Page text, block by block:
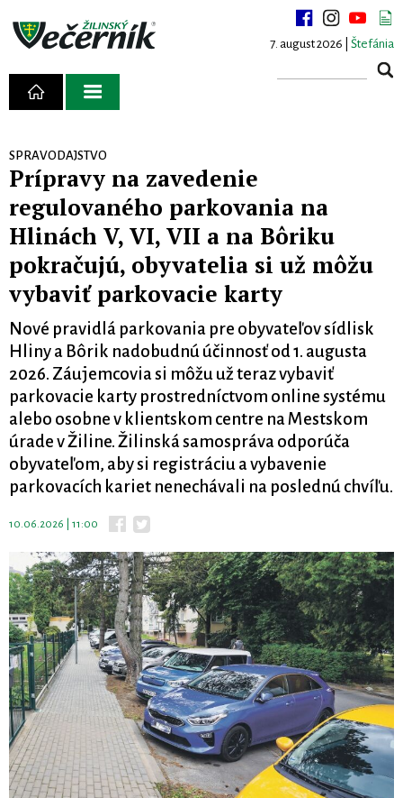
7. august 2026 | Štefánia
SPRAVODAJSTVO
Prípravy na zavedenie
regulovaného parkovania na
Hlinách V, VI, VII a na Bôriku
pokračujú, obyvatelia si už môžu
vybaviť parkovacie karty
Nové pravidlá parkovania pre obyvateľov sídlisk
Hliny a Bôrik nadobudnú účinnosť od 1. augusta
2026. Záujemcovia si môžu už teraz vybaviť
parkovacie karty prostredníctvom online systému
alebo osobne v klientskom centre na Mestskom
úrade v Žiline. Žilinská samospráva odporúča
obyvateľom, aby si registráciu a vybavenie
parkovacích kariet nenechávali na poslednú chvíľu.
10.06.2026 | 11:00